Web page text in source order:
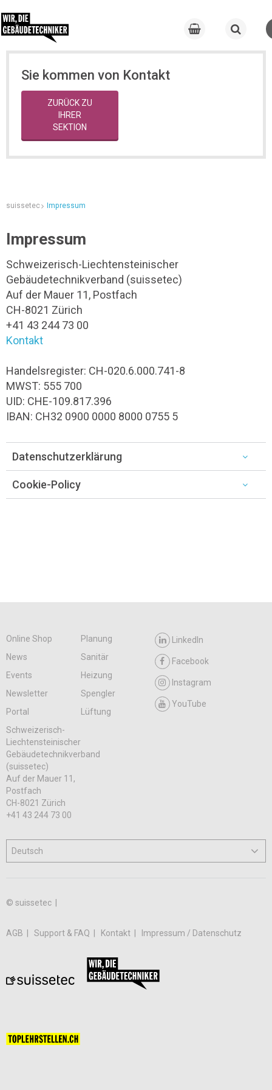
Sie kommen von Kontakt
ZURÜCK ZU
IHRER
SEKTION
suissetec Impressum
Impressum
Schweizerisch-Liechtensteinischer
Gebäudetechnikverband (suissetec)
Auf der Mauer 11, Postfach
CH-8021 Zürich
+41 43 244 73 00
Kontakt
Handelsregister: CH-020.6.000.741-8
MWST: 555 700
UID: CHE-109.817.396
IBAN: CH32 0900 0000 8000 0755 5
Datenschutzerklärung
Cookie-Policy
Online Shop
Planung
News
Sanitär
Events
Heizung
Newsletter
Spengler
Portal
Lüftung
LinkedIn
Facebook
Instagram
YouTube
Schweizerisch-
Liechtensteinischer
Gebäudetechnikverband
(suissetec)
Auf der Mauer 11,
Postfach
CH-8021 Zürich
+41 43 244 73 00
© suissetec |
AGB Support & FAQ Kontakt Impressum / Datenschutz